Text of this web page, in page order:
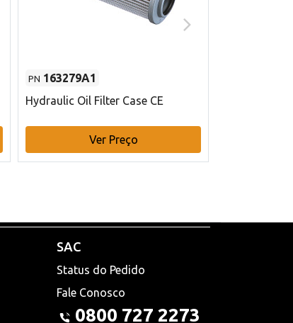
PN 163279A1
Hydraulic Oil Filter Case CE
Ver Preço
SAC
Status do Pedido
Fale Conosco
0800 727 2273